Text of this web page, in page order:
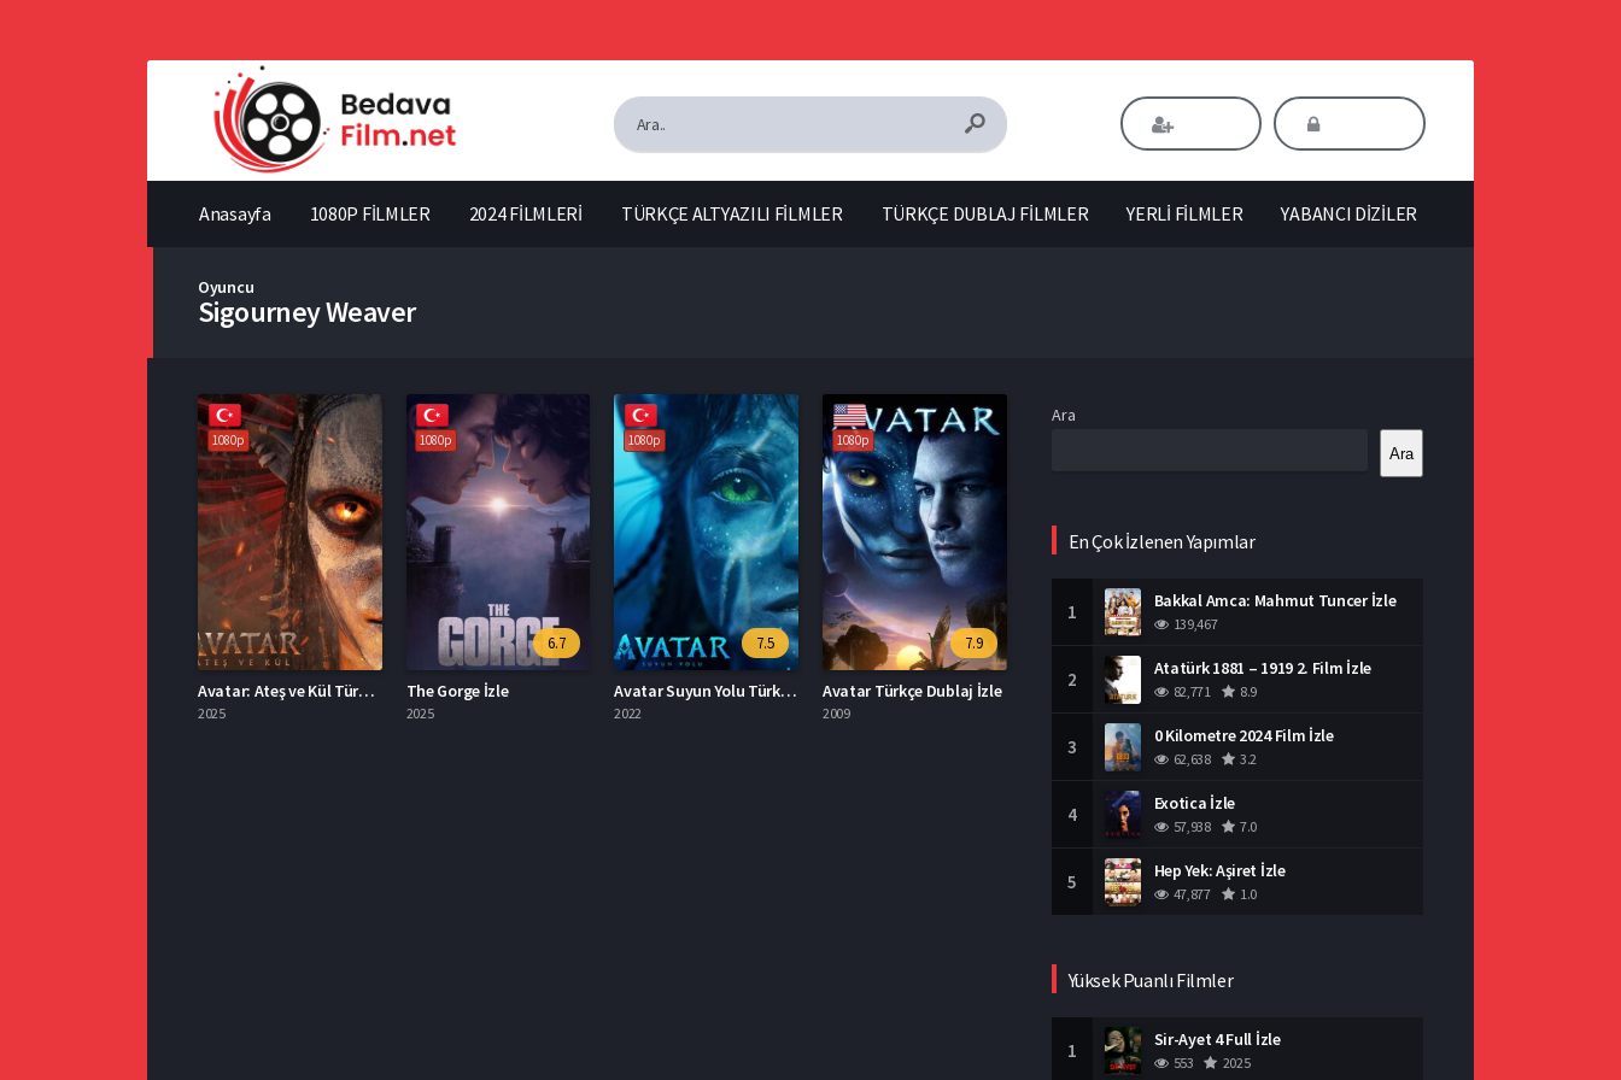
Anasayfa 1080P FİLMLER 2024 FİLMLERİ TÜRKÇE ALTYAZILI FİLMLER TÜRKÇE DUBLAJ FİLMLER YERLİ FİLMLER YABANCI DİZİLER
Oyuncu
Sigourney Weaver
1080p
Avatar: Ateş ve Kül Türkçe Dublaj İzle
2025
1080p
6.7
The Gorge İzle
2025
1080p
7.5
Avatar Suyun Yolu Türkçe Dublaj İzle
2022
1080p
7.9
Avatar Türkçe Dublaj İzle
2009
Ara
Ara
En Çok İzlenen Yapımlar
1 Bakkal Amca: Mahmut Tuncer İzle
139,467
2 Atatürk 1881 – 1919 2. Film İzle
82,771 8.9
3 0 Kilometre 2024 Film İzle
62,638 3.2
4 Exotica İzle
57,938 7.0
5 Hep Yek: Aşiret İzle
47,877 1.0
Yüksek Puanlı Filmler
1 Sir-Ayet 4 Full İzle
553 2025